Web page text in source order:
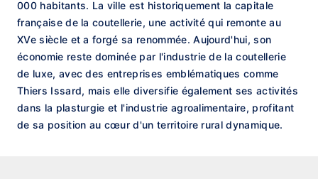
000 habitants. La ville est historiquement la capitale
française de la coutellerie, une activité qui remonte au
XVe siècle et a forgé sa renommée. Aujourd'hui, son
économie reste dominée par l'industrie de la coutellerie
de luxe, avec des entreprises emblématiques comme
Thiers Issard, mais elle diversifie également ses activités
dans la plasturgie et l'industrie agroalimentaire, profitant
de sa position au cœur d'un territoire rural dynamique.